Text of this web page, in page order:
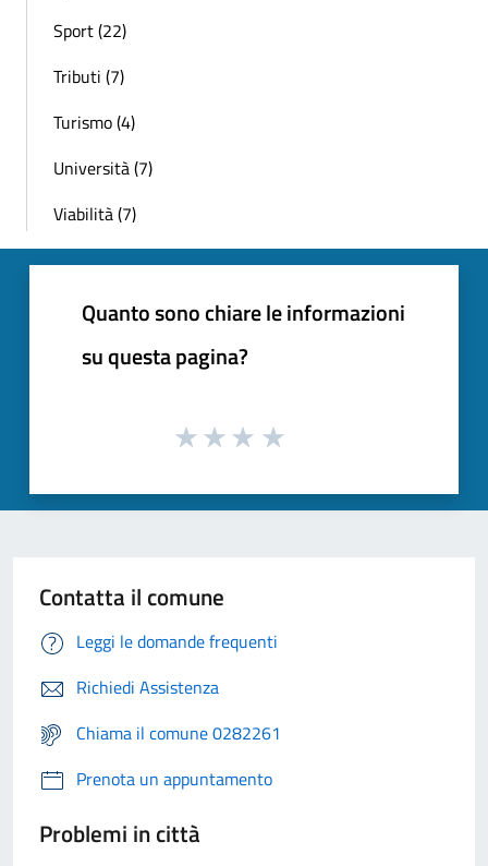
Sport (22)
Tributi (7)
Turismo (4)
Università (7)
Viabilità (7)
Quanto sono chiare le informazioni
su questa pagina?
Contatta il comune
Leggi le domande frequenti
Richiedi Assistenza
Chiama il comune 0282261
Prenota un appuntamento
Problemi in città